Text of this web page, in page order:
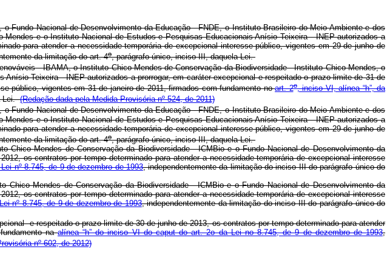
Nacional de Desenvolvimento da Educação - FNDE, o Instituto Brasileiro do Meio Ambiente e dos
e o Instituto Nacional de Estudos e Pesquisas Educacionais Anísio Teixeira - INEP autorizados a
para atender a necessidade temporária de excepcional interesse público, vigentes em 29 de junho de
da limitação do art. 4o, parágrafo único, inciso III, daquela Lei.
- IBAMA, o Instituto Chico Mendes de Conservação da Biodiversidade - Instituto Chico Mendes, o
Teixeira - INEP autorizados a prorrogar, em caráter excepcional e respeitado o prazo limite de 31 de
público, vigentes em 31 de janeiro de 2011, firmados com fundamento noart. 2o, inciso VI, alínea “h”, da
Lei.(Redação dada pela Medida Provisória nº 524, de 2011)
Nacional de Desenvolvimento da Educação - FNDE, o Instituto Brasileiro do Meio Ambiente e dos
e o Instituto Nacional de Estudos e Pesquisas Educacionais Anísio Teixeira - INEP autorizados a
para atender a necessidade temporária de excepcional interesse público, vigentes em 29 de junho de
da limitação do art. 4o, parágrafo único, inciso III, daquela Lei.
Mendes de Conservação da Biodiversidade - ICMBio e o Fundo Nacional de Desenvolvimento da
os contratos por tempo determinado para atender a necessidade temporária de excepcional interesse
nº 8.745, de 9 de dezembro de 1993, independentemente da limitação do inciso III do parágrafo único do
Mendes de Conservação da Biodiversidade - ICMBio e o Fundo Nacional de Desenvolvimento da
os contratos por tempo determinado para atender a necessidade temporária de excepcional interesse
nº 8.745, de 9 de dezembro de 1993, independentemente da limitação do inciso III do parágrafo único do
e respeitado o prazo limite de 30 de junho de 2013, os contratos por tempo determinado para atender
naalínea “h” do inciso VI do caput do art. 2o da Lei no 8.745, de 9 de dezembro de 1993,
nº 602, de 2012)